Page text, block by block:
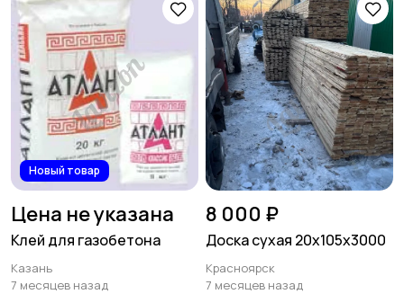
Новый товар
Цена не указана
Клей для газобетона
Казань
7 месяцев назад
8 000 ₽
Доска сухая 20х105х3000
Красноярск
7 месяцев назад